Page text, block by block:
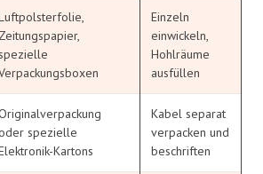
Zeitungspapier,
Einzeln
einwickeln,
Hohlräume
ausfüllen
spezielle
Kartons
Kabel separat
verpacken und
beschriften